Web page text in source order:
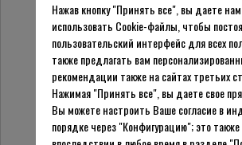
Нажав кнопку "Принять все", вы даете
использовать Cookie-файлы, чтобы
пользовательский интерфейс для всех
также предлагать вам
рекомендации также на сайтах третьих
Нажимая "Принять все", вы даете свое
Вы можете настроить Ваше согласие в
порядке через "Конфигурацию"; это